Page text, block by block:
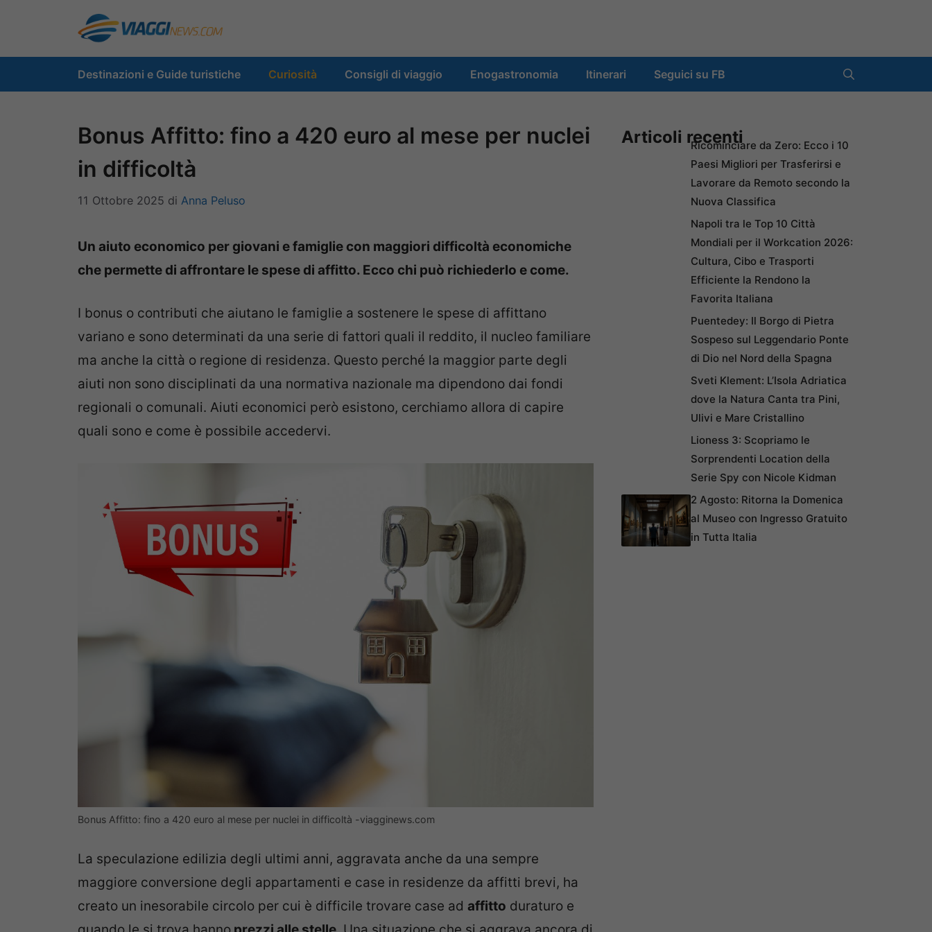
contenuto
Destinazioni e Guide turistiche Curiosità Consigli di viaggio Enogastronomia Itinerari Seguici su FB
Bonus Affitto: fino a 420 euro al mese per nuclei
in difficoltà
11 Ottobre 2025 di Anna Peluso
Un aiuto economico per giovani e famiglie con maggiori difficoltà economiche
che permette di affrontare le spese di affitto. Ecco chi può richiederlo e come.
I bonus o contributi che aiutano le famiglie a sostenere le spese di affittano
variano e sono determinati da una serie di fattori quali il reddito, il nucleo familiare
ma anche la città o regione di residenza. Questo perché la maggior parte degli
aiuti non sono disciplinati da una normativa nazionale ma dipendono dai fondi
regionali o comunali. Aiuti economici però esistono, cerchiamo allora di capire
quali sono e come è possibile accedervi.
Bonus Affitto: fino a 420 euro al mese per nuclei in difficoltà -viagginews.com
La speculazione edilizia degli ultimi anni, aggravata anche da una sempre
maggiore conversione degli appartamenti e case in residenze da affitti brevi, ha
creato un inesorabile circolo per cui è difficile trovare case ad affitto duraturo e
Articoli recentiRicominciare da Zero: Ecco i 10
Paesi Migliori per Trasferirsi e
Lavorare da Remoto secondo la
Nuova Classifica
Napoli tra le Top 10 Città
Mondiali per il Workcation 2026:
Cultura, Cibo e Trasporti
Efficiente la Rendono la
Favorita Italiana
Puentedey: Il Borgo di Pietra
Sospeso sul Leggendario Ponte
di Dio nel Nord della Spagna
Sveti Klement: L’Isola Adriatica
dove la Natura Canta tra Pini,
Ulivi e Mare Cristallino
Lioness 3: Scopriamo le
Sorprendenti Location della
Serie Spy con Nicole Kidman
2 Agosto: Ritorna la Domenica
al Museo con Ingresso Gratuito
in Tutta Italia